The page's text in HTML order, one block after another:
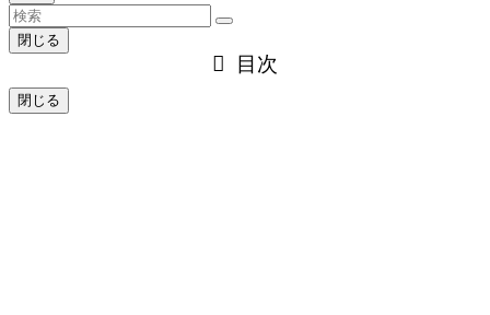
閉じる
目次
閉じる